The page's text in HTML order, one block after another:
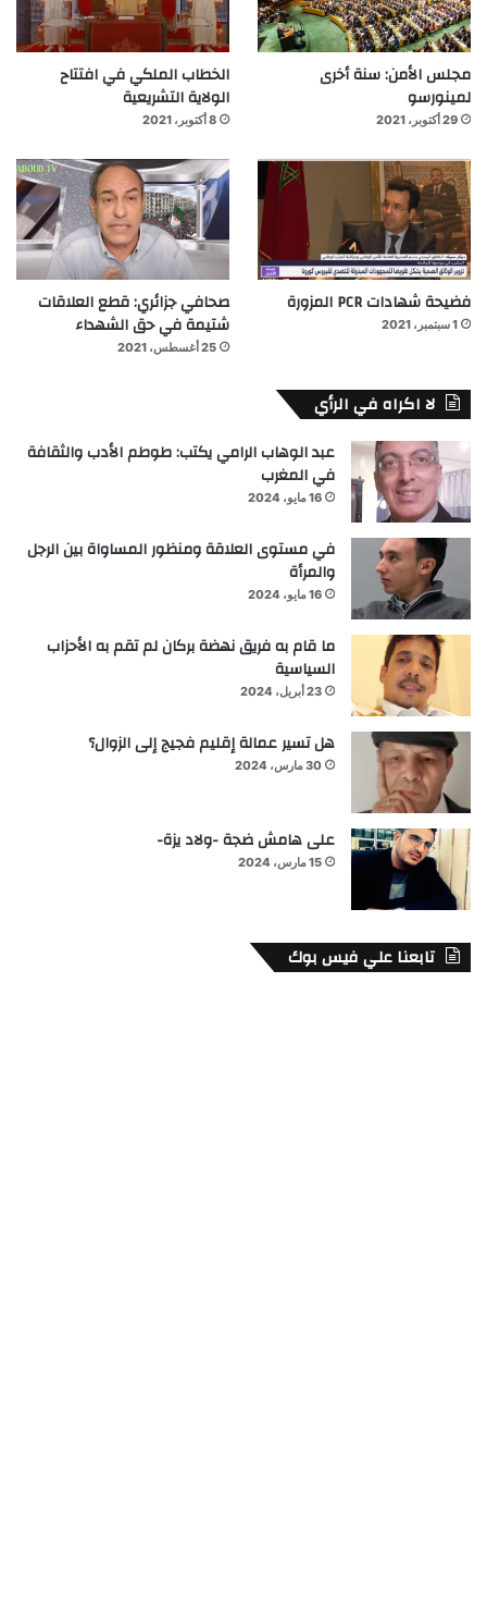
مجلس الأمن: سنة أخرى
لمينورسو
29 أكتوبر، 2021
الخطاب الملكي في افتتاح
الولاية التشريعية
8 أكتوبر، 2021
فضيحة شهادات PCR المزورة
1 سبتمبر، 2021
صحافي جزائري: قطع العلاقات
شتيمة في حق الشهداء
25 أغسطس، 2021
لا اكراه في الرأي
عبد الوهاب الرامي يكتب: طوطم الأدب والثقافة
في المغرب
16 مايو، 2024
في مستوى العلاقة ومنظور المساواة بين الرجل
والمرأة
16 مايو، 2024
ما قام به فريق نهضة بركان لم تقم به الأحزاب
السياسية
23 أبريل، 2024
هل تسير عمالة إقليم فجيج إلى الزوال؟
30 مارس، 2024
على هامش ضجة -ولاد يزة-
15 مارس، 2024
تابعنا علي فيس بوك